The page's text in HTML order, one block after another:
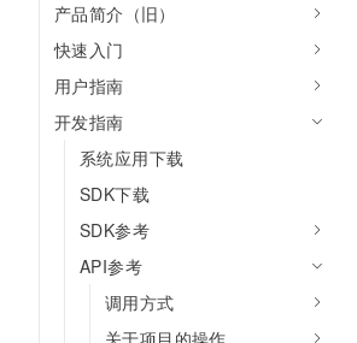
产品简介（旧）
快速入门
用户指南
开发指南
系统应用下载
SDK下载
SDK参考
API参考
调用方式
关于项目的操作
数据库
大数据计算
媒体服务
企业服务与云通信
域名与网站
终端用户计算
可观测
上云与迁云
企业出海
政企业务